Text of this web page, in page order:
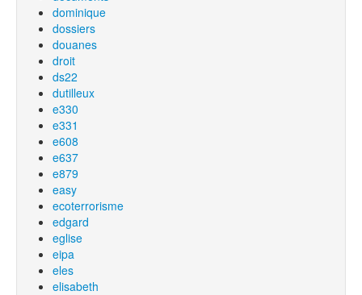
dominique
dossiers
douanes
droit
ds22
dutilleux
e330
e331
e608
e637
e879
easy
ecoterrorisme
edgard
eglise
eipa
eles
elisabeth